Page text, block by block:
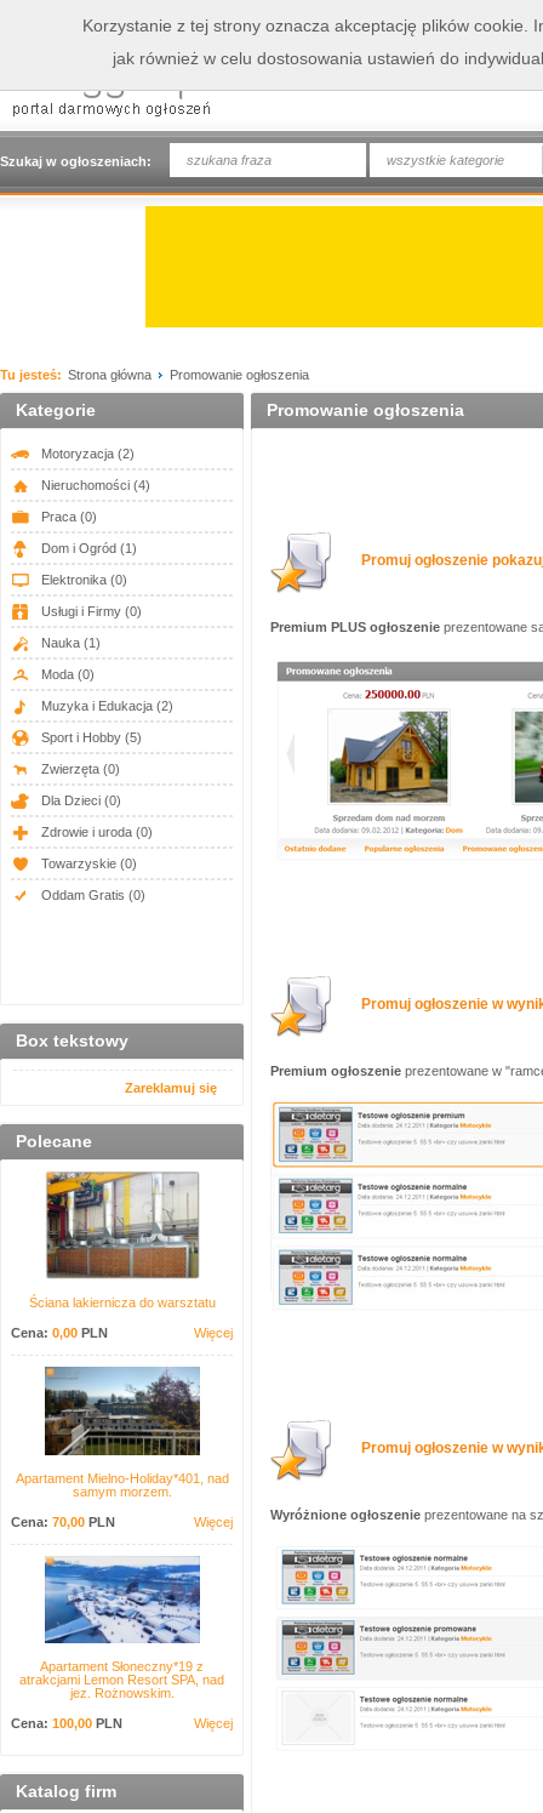
Szukaj w ogłoszeniach: wszystkie kategorie
Tu jesteś: Strona główna Promowanie ogłoszenia
Kategorie
Motoryzacja (2)
Nieruchomości (4)
Praca (0)
Dom i Ogród (1)
Elektronika (0)
Usługi i Firmy (0)
Nauka (1)
Moda (0)
Muzyka i Edukacja (2)
Sport i Hobby (5)
Zwierzęta (0)
Dla Dzieci (0)
Zdrowie i uroda (0)
Towarzyskie (0)
Oddam Gratis (0)
Box tekstowy
Zareklamuj się
Polecane
Ściana lakiernicza do warsztatu
Cena: 0,00 PLN Więcej
Apartament Mielno-Holiday*401, nad
samym morzem.
Cena: 70,00 PLN Więcej
Apartament Słoneczny*19 z
atrakcjami Lemon Resort SPA, nad
jez. Rożnowskim.
Cena: 100,00 PLN Więcej
Katalog firm
Promowanie ogłoszenia
Promuj ogłoszenie
Premium PLUS ogłoszenie prezentowane
Promuj ogłoszenie w
Premium ogłoszenie prezentowane w
Promuj ogłoszenie w
Wyróżnione ogłoszenie prezentowane na
Korzystanie z tej strony oznacza akceptację plików cookie.
jak również w celu dostosowania ustawień do